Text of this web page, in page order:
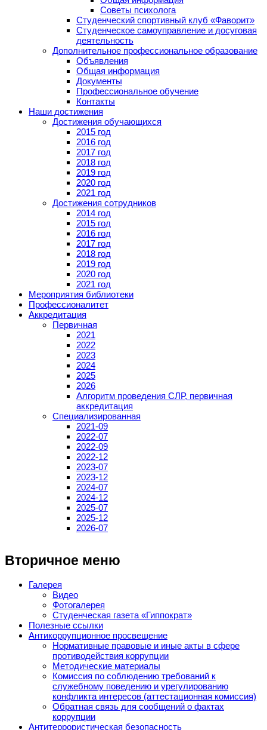
Советы психолога
Студенческий спортивный клуб «Фаворит»
Студенческое самоуправление и досуговая
деятельность
Дополнительное профессиональное образование
Объявления
Общая информация
Документы
Профессиональное обучение
Контакты
Наши достижения
Достижения обучающихся
2015 год
2016 год
2017 год
2018 год
2019 год
2020 год
2021 год
Достижения сотрудников
2014 год
2015 год
2016 год
2017 год
2018 год
2019 год
2020 год
2021 год
Мероприятия библиотеки
Профессионалитет
Аккредитация
Первичная
2021
2022
2023
2024
2025
2026
Алгоритм проведения СЛР, первичная
аккредитация
Специализированная
2021-09
2022-07
2022-09
2022-12
2023-07
2023-12
2024-07
2024-12
2025-07
2025-12
2026-07
Вторичное меню
Галерея
Видео
Фотогалерея
Студенческая газета «Гиппократ»
Полезные ссылки
Антикоррупционное просвещение
Нормативные правовые и иные акты в сфере
противодействия коррупции
Методические материалы
Комиссия по соблюдению требований к
служебному поведению и урегулированию
конфликта интересов (аттестационная комиссия)
Обратная связь для сообщений о фактах
коррупции
Антитеррористическая безопасность